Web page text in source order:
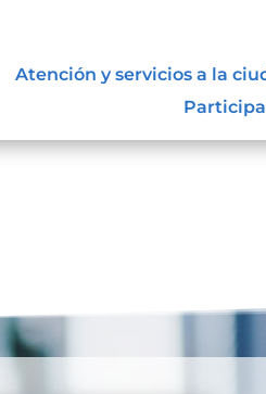
Atención y servicios a la
Participa
les aplique